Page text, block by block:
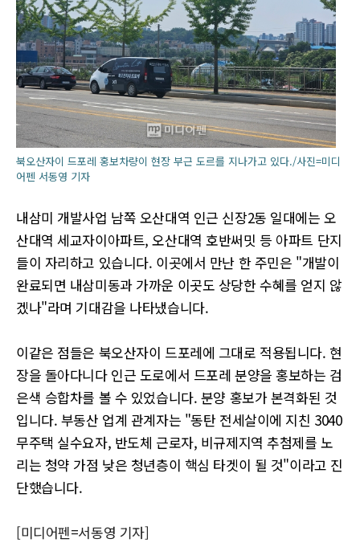
북오산자이 드포레 홍보차량이 현장 부근 도르를 지나가고 있다./사진=미디
어펜 서동영 기자
내삼미 개발사업 남쪽 오산대역 인근 신장2동 일대에는 오
산대역 세교자이아파트, 오산대역 호반써밋 등 아파트 단지
들이 자리하고 있습니다. 이곳에서 만난 한 주민은 "개발이
완료되면 내삼미동과 가까운 이곳도 상당한 수혜를 얻지 않
겠나"라며 기대감을 나타냈습니다.
이같은 점들은 북오산자이 드포레에 그대로 적용됩니다. 현
장을 돌아다니다 인근 도로에서 드포레 분양을 홍보하는 검
은색 승합차를 볼 수 있었습니다. 분양 홍보가 본격화된 것
입니다. 부동산 업계 관계자는 "동탄 전세살이에 지친 3040
무주택 실수요자, 반도체 근로자, 비규제지역 추첨제를 노
리는 청약 가점 낮은 청년층이 핵심 타겟이 될 것"이라고 진
단했습니다.
[미디어펜=서동영 기자]